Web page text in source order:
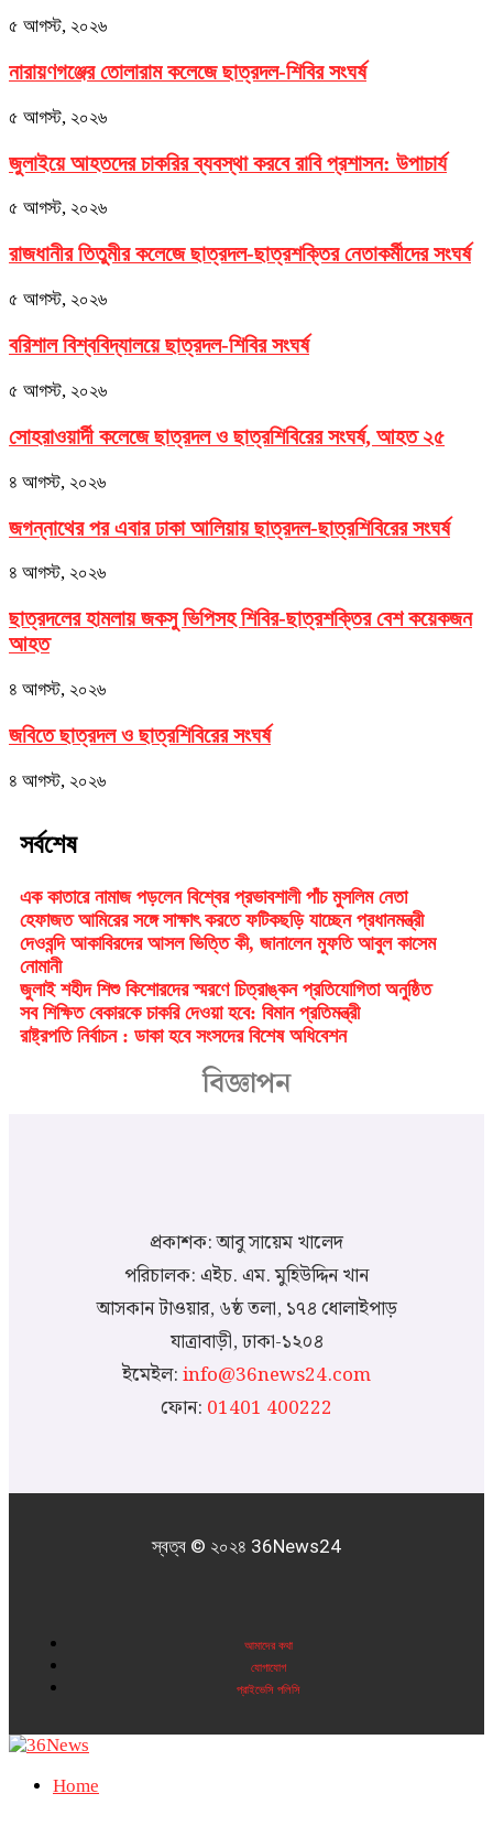
৫ আগস্ট, ২০২৬
নারায়ণগঞ্জের তোলারাম কলেজে ছাত্রদল-শিবির সংঘর্ষ
৫ আগস্ট, ২০২৬
জুলাইয়ে আহতদের চাকরির ব্যবস্থা করবে রাবি প্রশাসন: উপাচার্য
৫ আগস্ট, ২০২৬
রাজধানীর তিতুমীর কলেজে ছাত্রদল-ছাত্রশক্তির নেতাকর্মীদের সংঘর্ষ
৫ আগস্ট, ২০২৬
বরিশাল বিশ্ববিদ্যালয়ে ছাত্রদল-শিবির সংঘর্ষ
৫ আগস্ট, ২০২৬
সোহরাওয়ার্দী কলেজে ছাত্রদল ও ছাত্রশিবিরের সংঘর্ষ, আহত ২৫
৪ আগস্ট, ২০২৬
জগন্নাথের পর এবার ঢাকা আলিয়ায় ছাত্রদল-ছাত্রশিবিরের সংঘর্ষ
৪ আগস্ট, ২০২৬
ছাত্রদলের হামলায় জকসু ভিপিসহ শিবির-ছাত্রশক্তির বেশ কয়েকজন
আহত
৪ আগস্ট, ২০২৬
জবিতে ছাত্রদল ও ছাত্রশিবিরের সংঘর্ষ
৪ আগস্ট, ২০২৬
সর্বশেষ
এক কাতারে নামাজ পড়লেন বিশ্বের প্রভাবশালী পাঁচ মুসলিম নেতা
হেফাজত আমিরের সঙ্গে সাক্ষাৎ করতে ফটিকছড়ি যাচ্ছেন প্রধানমন্ত্রী
দেওবন্দি আকাবিরদের আসল ভিত্তি কী, জানালেন মুফতি আবুল কাসেম
নোমানী
জুলাই শহীদ শিশু কিশোরদের স্মরণে চিত্রাঙ্কন প্রতিযোগিতা অনুষ্ঠিত
সব শিক্ষিত বেকারকে চাকরি দেওয়া হবে: বিমান প্রতিমন্ত্রী
রাষ্ট্রপতি নির্বাচন : ডাকা হবে সংসদের বিশেষ অধিবেশন
বিজ্ঞাপন
প্রকাশক: আবু সায়েম খালেদ
পরিচালক: এইচ. এম. মুহিউদ্দিন খান
আসকান টাওয়ার, ৬ষ্ঠ তলা, ১৭৪ ধোলাইপাড়
যাত্রাবাড়ী, ঢাকা-১২০৪
ইমেইল:info@36news24.com
ফোন: 01401 400222
স্বত্ব © ২০২৪ 36News24
আমাদের কথা
যোগাযোগ
প্রাইভেসি পলিসি
Home